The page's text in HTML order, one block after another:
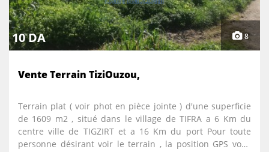
10 DA 8
Vente Terrain TiziOuzou,
Terrain plat ( voir phot en pièce jointe ) d'une superficie
de 1609 m2 , situé dans le village de TIFRA a 6 Km du
centre ville de TIGZIRT et a 16 Km du port Pour toute
personne désirant voir le terrain , la position GPS vous